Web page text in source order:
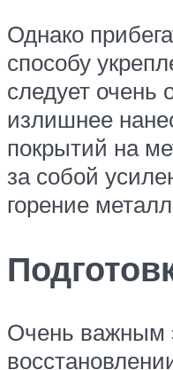
Однако
способу
следует очень
излишнее
покрытий на
за собой
горение
Очень важным